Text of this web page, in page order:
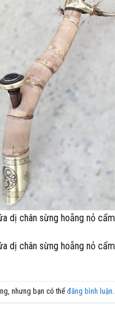
dị chân sừng hoẵng nỏ cẩm
dị chân sừng hoẵng nỏ cẩm
nhưng bạn có thể đăng bình luận.